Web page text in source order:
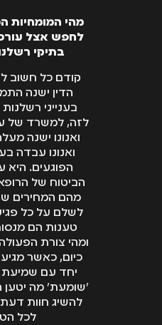
מהי המומחיות
לחפש אצל
בתיקי
קודם כל חשוב
הדין ישנה
בענייני
לזה, למשרד של
ואנונו ישנה
ואנונו עבדה
הפוגעים.
הביטוח של
מהם המחירים
לשלם על כל
טענות הם
ומהי צורת
כיום, כאשר
יחד עם שמיעת
'שומעת' מה יטען
להשיג חוות
לכל